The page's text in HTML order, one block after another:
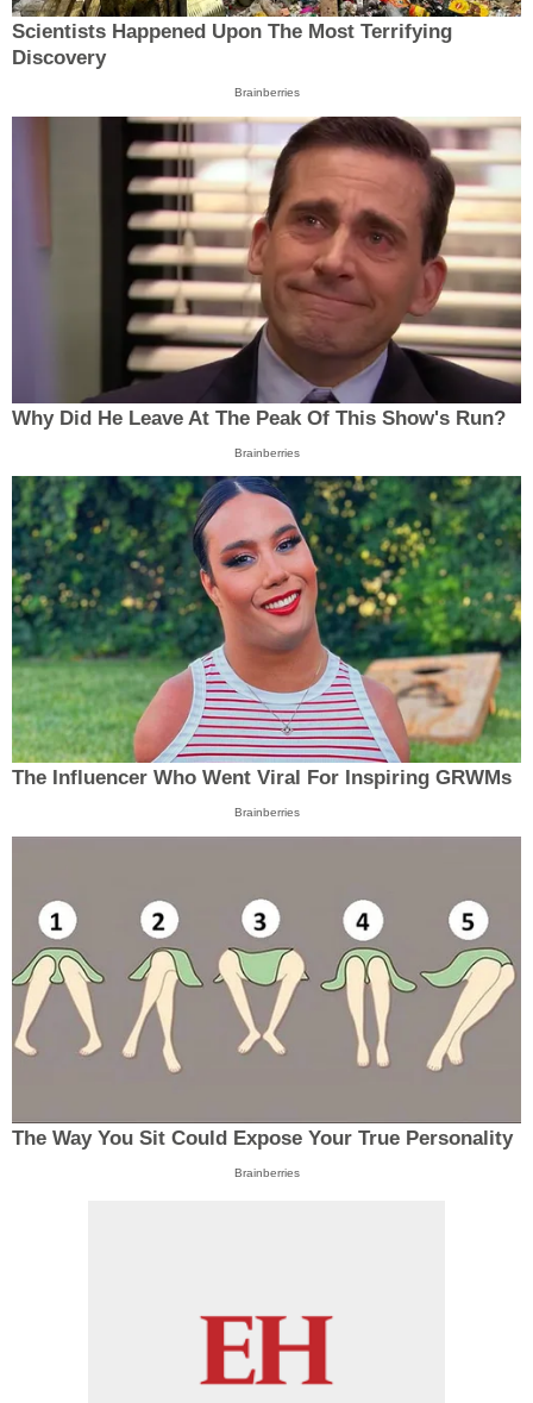
Scientists Happened Upon The Most Terrifying
Discovery
Brainberries
Why Did He Leave At The Peak Of This Show's Run?
Brainberries
The Influencer Who Went Viral For Inspiring GRWMs
Brainberries
The Way You Sit Could Expose Your True Personality
Brainberries